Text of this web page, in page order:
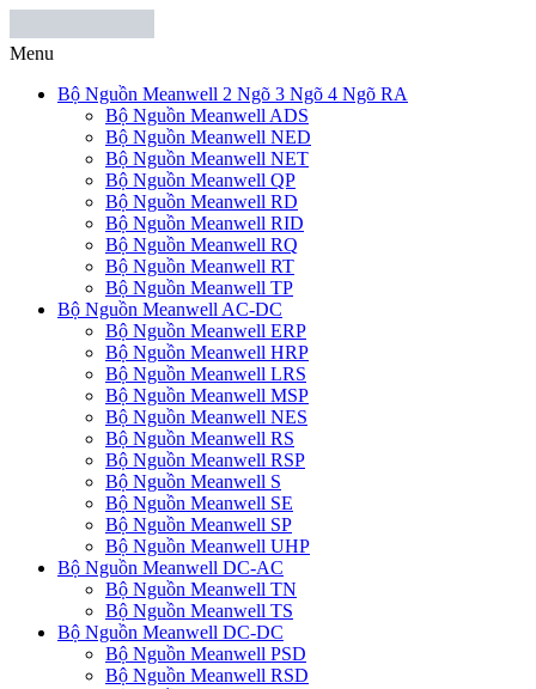
Menu
Bộ Nguồn Meanwell 2 Ngõ 3 Ngõ 4 Ngõ RA
Bộ Nguồn Meanwell ADS
Bộ Nguồn Meanwell NED
Bộ Nguồn Meanwell NET
Bộ Nguồn Meanwell QP
Bộ Nguồn Meanwell RD
Bộ Nguồn Meanwell RID
Bộ Nguồn Meanwell RQ
Bộ Nguồn Meanwell RT
Bộ Nguồn Meanwell TP
Bộ Nguồn Meanwell AC-DC
Bộ Nguồn Meanwell ERP
Bộ Nguồn Meanwell HRP
Bộ Nguồn Meanwell LRS
Bộ Nguồn Meanwell MSP
Bộ Nguồn Meanwell NES
Bộ Nguồn Meanwell RS
Bộ Nguồn Meanwell RSP
Bộ Nguồn Meanwell S
Bộ Nguồn Meanwell SE
Bộ Nguồn Meanwell SP
Bộ Nguồn Meanwell UHP
Bộ Nguồn Meanwell DC-AC
Bộ Nguồn Meanwell TN
Bộ Nguồn Meanwell TS
Bộ Nguồn Meanwell DC-DC
Bộ Nguồn Meanwell PSD
Bộ Nguồn Meanwell RSD